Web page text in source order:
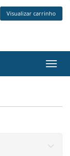
Visualizar carrinho